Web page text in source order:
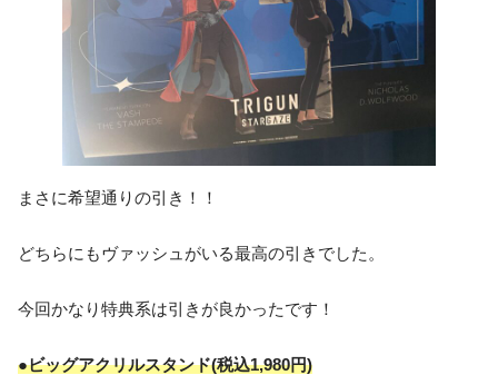
まさに希望通りの引き！！
どちらにもヴァッシュがいる最高の引きでした。
今回かなり特典系は引きが良かったです！
●ビッグアクリルスタンド(税込1,980円)